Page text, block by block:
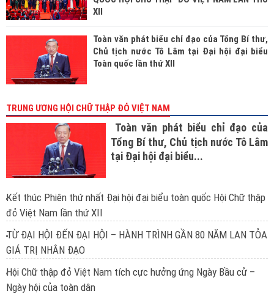
XII
Toàn văn phát biểu chỉ đạo của Tổng Bí thư,
Chủ tịch nước Tô Lâm tại Đại hội đại biểu
Toàn quốc lần thứ XII
TRUNG ƯƠNG HỘI CHỮ THẬP ĐỎ VIỆT NAM
Toàn văn phát biểu chỉ đạo của
Tổng Bí thư, Chủ tịch nước Tô Lâm
tại Đại hội đại biểu...
Kết thúc Phiên thứ nhất Đại hội đại biểu toàn quốc Hội Chữ thập
đỏ Việt Nam lần thứ XII
TỪ ĐẠI HỘI ĐẾN ĐẠI HỘI – HÀNH TRÌNH GẦN 80 NĂM LAN TỎA
GIÁ TRỊ NHÂN ĐẠO
Hội Chữ thập đỏ Việt Nam tích cực hưởng ứng Ngày Bầu cử –
Ngày hội của toàn dân